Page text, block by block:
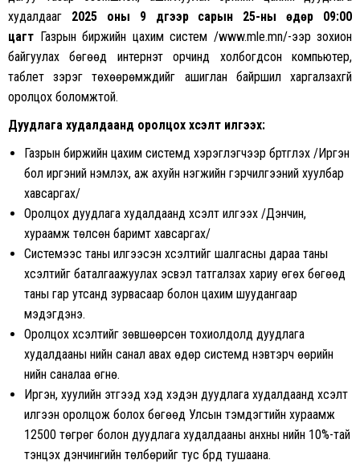
худалдааг 2025 оны 9 дүгээр сарын 25-ны өдөр 09:00
цагт Газрын биржийн цахим систем /www.mle.mn/-ээр зохион
байгуулах бөгөөд интернэт орчинд холбогдсон компьютер,
таблет зэрэг төхөөрөмжүүдийг ашиглан байршил харгалзахгүй
оролцох боломжтой.
Дуудлага худалдаанд оролцох хүсэлт илгээх:
Газрын биржийн цахим системд хэрэглэгчээр бүртгүүлэх /Иргэн
бол иргэний үнэмлэх, аж ахуйн нэгжийн гэрчилгээний хуулбар
хавсаргах/
Оролцох дуудлага худалдаанд хүсэлт илгээх /Дэнчин,
хураамж төлсөн баримт хавсаргах/
Системээс таны илгээсэн хүсэлтийг шалгасны дараа таны
хүсэлтийг баталгаажуулах эсвэл татгалзах хариу өгөх бөгөөд
таны гар утсанд зурвасаар болон цахим шуудангаар
мэдэгдэнэ.
Оролцох хүсэлтийг зөвшөөрсөн тохиолдолд дуудлага
худалдааны үнийн санал авах өдөр системд нэвтэрч өөрийн
үнийн саналаа өгнө.
Иргэн, хуулийн этгээд хэд хэдэн дуудлага худалдаанд хүсэлт
илгээн оролцож болох бөгөөд Улсын тэмдэгтийн хураамж
12500 төгрөг болон дуудлага худалдааны анхны үнийн 10%-тай
тэнцэх дэнчингийн төлбөрийг тус бүрд тушаана.